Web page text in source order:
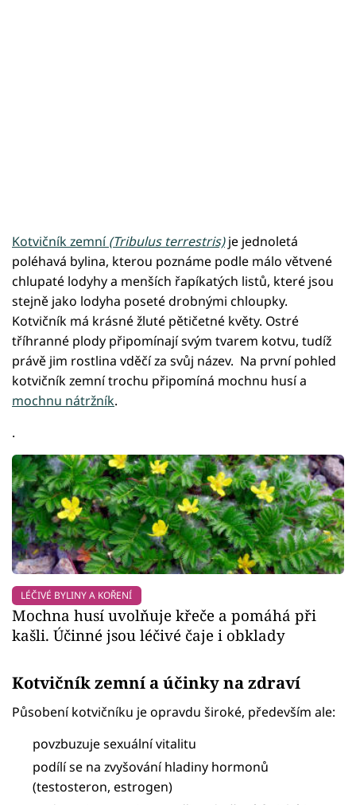
Kotvičník zemní (Tribulus terrestris)je jednoletá
poléhavá bylina, kterou poznáme podle málo větvené
chlupaté lodyhy a menších řapíkatých listů, které jsou
stejně jako lodyha poseté drobnými chloupky.
Kotvičník má krásné žluté pětičetné květy. Ostré
tříhranné plody připomínají svým tvarem kotvu, tudíž
právě jim rostlina vděčí za svůj název. Na první pohled
kotvičník zemní trochu připomíná mochnu husí a
mochnu nátržník.
.
LÉČIVÉ BYLINY A KOŘENÍ
Mochna husí uvolňuje křeče a pomáhá při
kašli. Účinné jsou léčivé čaje i obklady
Kotvičník zemní a účinky na zdraví
Působení kotvičníku je opravdu široké, především ale:
povzbuzuje sexuální vitalitu
podílí se na zvyšování hladiny hormonů
(testosteron, estrogen)